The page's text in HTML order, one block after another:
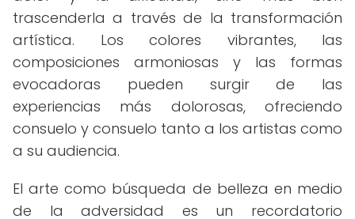
trascenderla a través de la transformación
artística. Los colores vibrantes, las
composiciones armoniosas y las formas
evocadoras pueden surgir de las
experiencias más dolorosas, ofreciendo
consuelo y consuelo tanto a los artistas como
a su audiencia.
El arte como búsqueda de belleza en medio
de la adversidad es un recordatorio